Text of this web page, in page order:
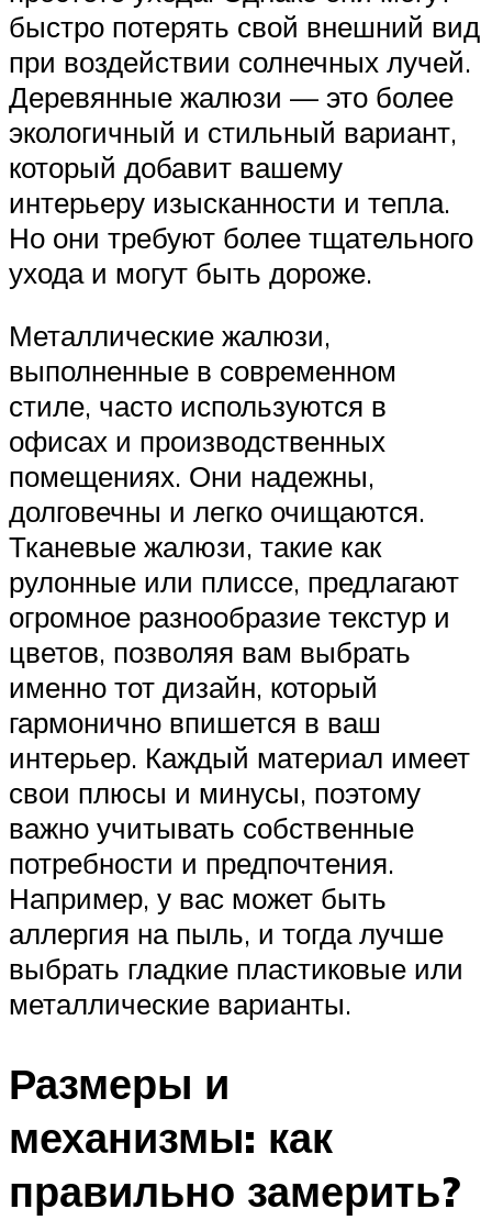
быстро потерять свой внешний вид
при воздействии солнечных лучей.
Деревянные жалюзи — это более
экологичный и стильный вариант,
который добавит вашему
интерьеру изысканности и тепла.
Но они требуют более тщательного
ухода и могут быть дороже.
Металлические жалюзи,
выполненные в современном
стиле, часто используются в
офисах и производственных
помещениях. Они надежны,
долговечны и легко очищаются.
Тканевые жалюзи, такие как
рулонные или плиссе, предлагают
огромное разнообразие текстур и
цветов, позволяя вам выбрать
именно тот дизайн, который
гармонично впишется в ваш
интерьер. Каждый материал имеет
свои плюсы и минусы, поэтому
важно учитывать собственные
потребности и предпочтения.
Например, у вас может быть
аллергия на пыль, и тогда лучше
выбрать гладкие пластиковые или
металлические варианты.
Размеры и
механизмы: как
правильно замерить?